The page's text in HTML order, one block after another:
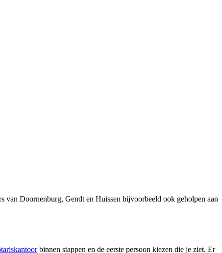
Doornenburg, Gendt en Huissen bijvoorbeeld ook geholpen aan
binnen stappen en de eerste persoon kiezen die je ziet. Er